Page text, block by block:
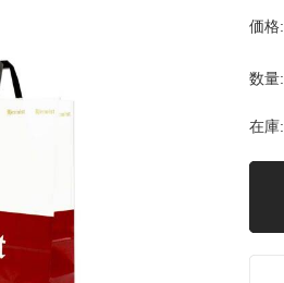
価格:
数量:
在庫: